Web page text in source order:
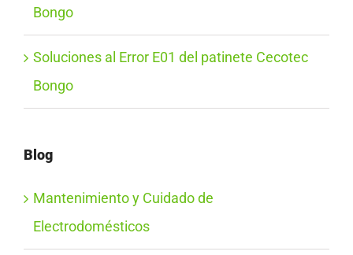
Bongo
Soluciones al Error E01 del patinete Cecotec
Bongo
Blog
Mantenimiento y Cuidado de
Electrodomésticos